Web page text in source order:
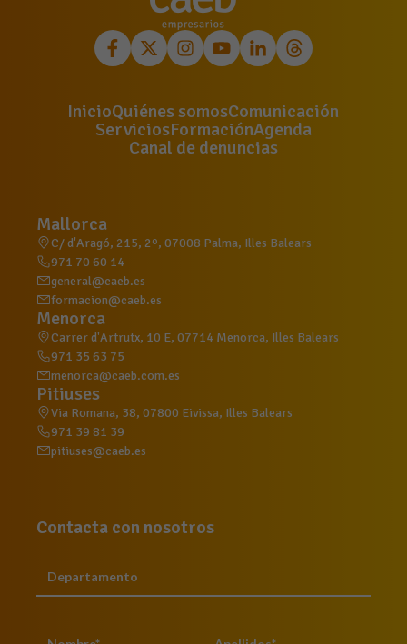
InicioQuiénes somosComunicación
ServiciosFormaciónAgenda
Canal de denuncias
Mallorca
C/ d'Aragó, 215, 2º, 07008 Palma, Illes Balears
971 70 60 14
general@caeb.es
formacion@caeb.es
Menorca
Carrer d'Artrutx, 10 E, 07714 Menorca, Illes Balears
971 35 63 75
menorca@caeb.com.es
Pitiuses
Via Romana, 38, 07800 Eivissa, Illes Balears
971 39 81 39
pitiuses@caeb.es
Contacta con nosotros